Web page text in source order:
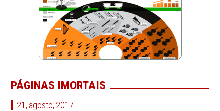
PÁGINAS IMORTAIS
21, agosto, 2017